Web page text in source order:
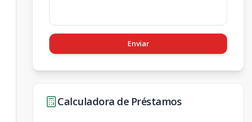
Enviar
Calculadora de Préstamos